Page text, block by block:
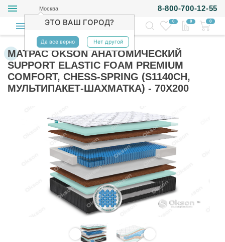
Москва
ЭТО ВАШ ГОРОД?
Да все верно Нет другой
8-800-700-12-55
0 0 0
МАТРАС OKSON АНАТОМИЧЕСКИЙ
SUPPORT ELASTIC FOAM PREMIUM
COMFORT, CHESS-SPRING (S1140CH,
МУЛЬТИПАКЕТ-ШАХМАТКА) - 70Х200